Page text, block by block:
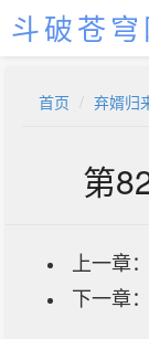
斗破苍穹
首页 弃婿归
第
上一章：
下一章：